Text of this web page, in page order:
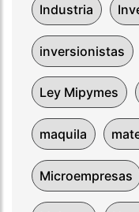
Industria
inversionistas
Ley Mipymes
maquila
Microempresas